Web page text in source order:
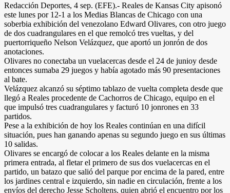
Redacción Deportes, 4 sep. (EFE).- Reales de Kansas City apisonó
este lunes por 12-1 a los Medias Blancas de Chicago con una
soberbia exhibición del venezolano Edward Olivares, con otro juego
de dos cuadrangulares en el que remolcó tres vueltas, y del
puertorriqueño Nelson Velázquez, que aportó un jonrón de dos
anotaciones.
Olivares no conectaba un vuelacercas desde el 24 de junioy desde
entonces sumaba 29 juegos y había agotado más 90 presentaciones
al bate.
Velázquez alcanzó su séptimo tablazo de vuelta completa desde que
llegó a Reales procedente de Cachorros de Chicago, equipo en el
que impulsó tres cuadrangulares y facturó 10 jonrones en 33
partidos.
Pese a la exhibición de hoy los Reales continúan en una difícil
situación, pues han ganando apenas su segundo juego en sus últimas
10 salidas.
Olivares se encargó de colocar a los Reales delante en la misma
primera entrada, al fletar el primero de sus dos vuelacercas en el
partido, un batazo que salió del parque por encima de la pared, entre
los jardines central e izquierdo, sin nadie en circulación, frente a los
envíos del derecho Jesse Scholtens, quien abrió el encuentro por los